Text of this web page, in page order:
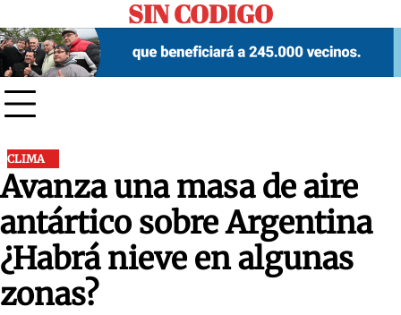
to
content
SIN CODIGO
CLIMA
Avanza una masa de aire
antártico sobre Argentina
¿Habrá nieve en algunas
zonas?